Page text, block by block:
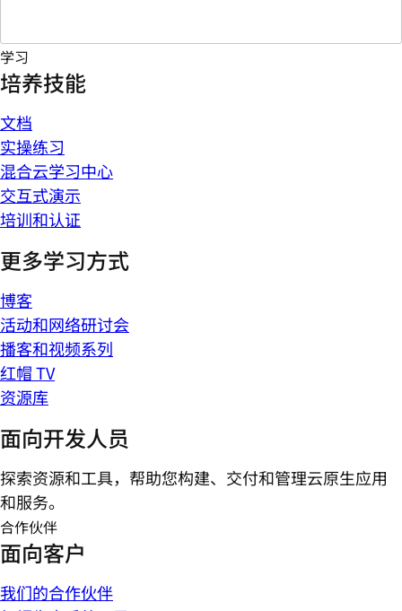
学习
培养技能
文档
实操练习
混合云学习中心
交互式演示
培训和认证
更多学习方式
博客
活动和网络研讨会
播客和视频系列
红帽 TV
资源库
面向开发人员
探索资源和工具，帮助您构建、交付和管理云原生应用
和服务。
合作伙伴
面向客户
我们的合作伙伴